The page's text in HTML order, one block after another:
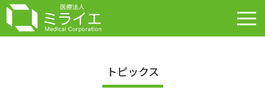
トピックス